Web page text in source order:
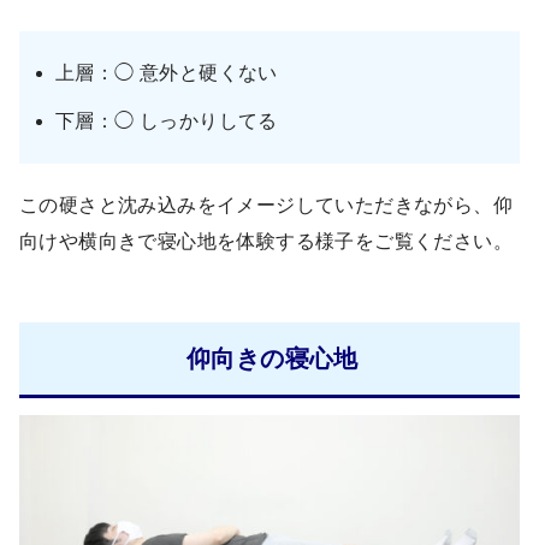
上層：◯ 意外と硬くない
下層：◯ しっかりしてる
この硬さと沈み込みをイメージしていただきながら、仰
向けや横向きで寝心地を体験する様子をご覧ください。
仰向きの寝心地